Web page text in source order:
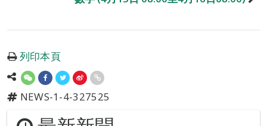
列印本頁
NEWS-1-4-327525